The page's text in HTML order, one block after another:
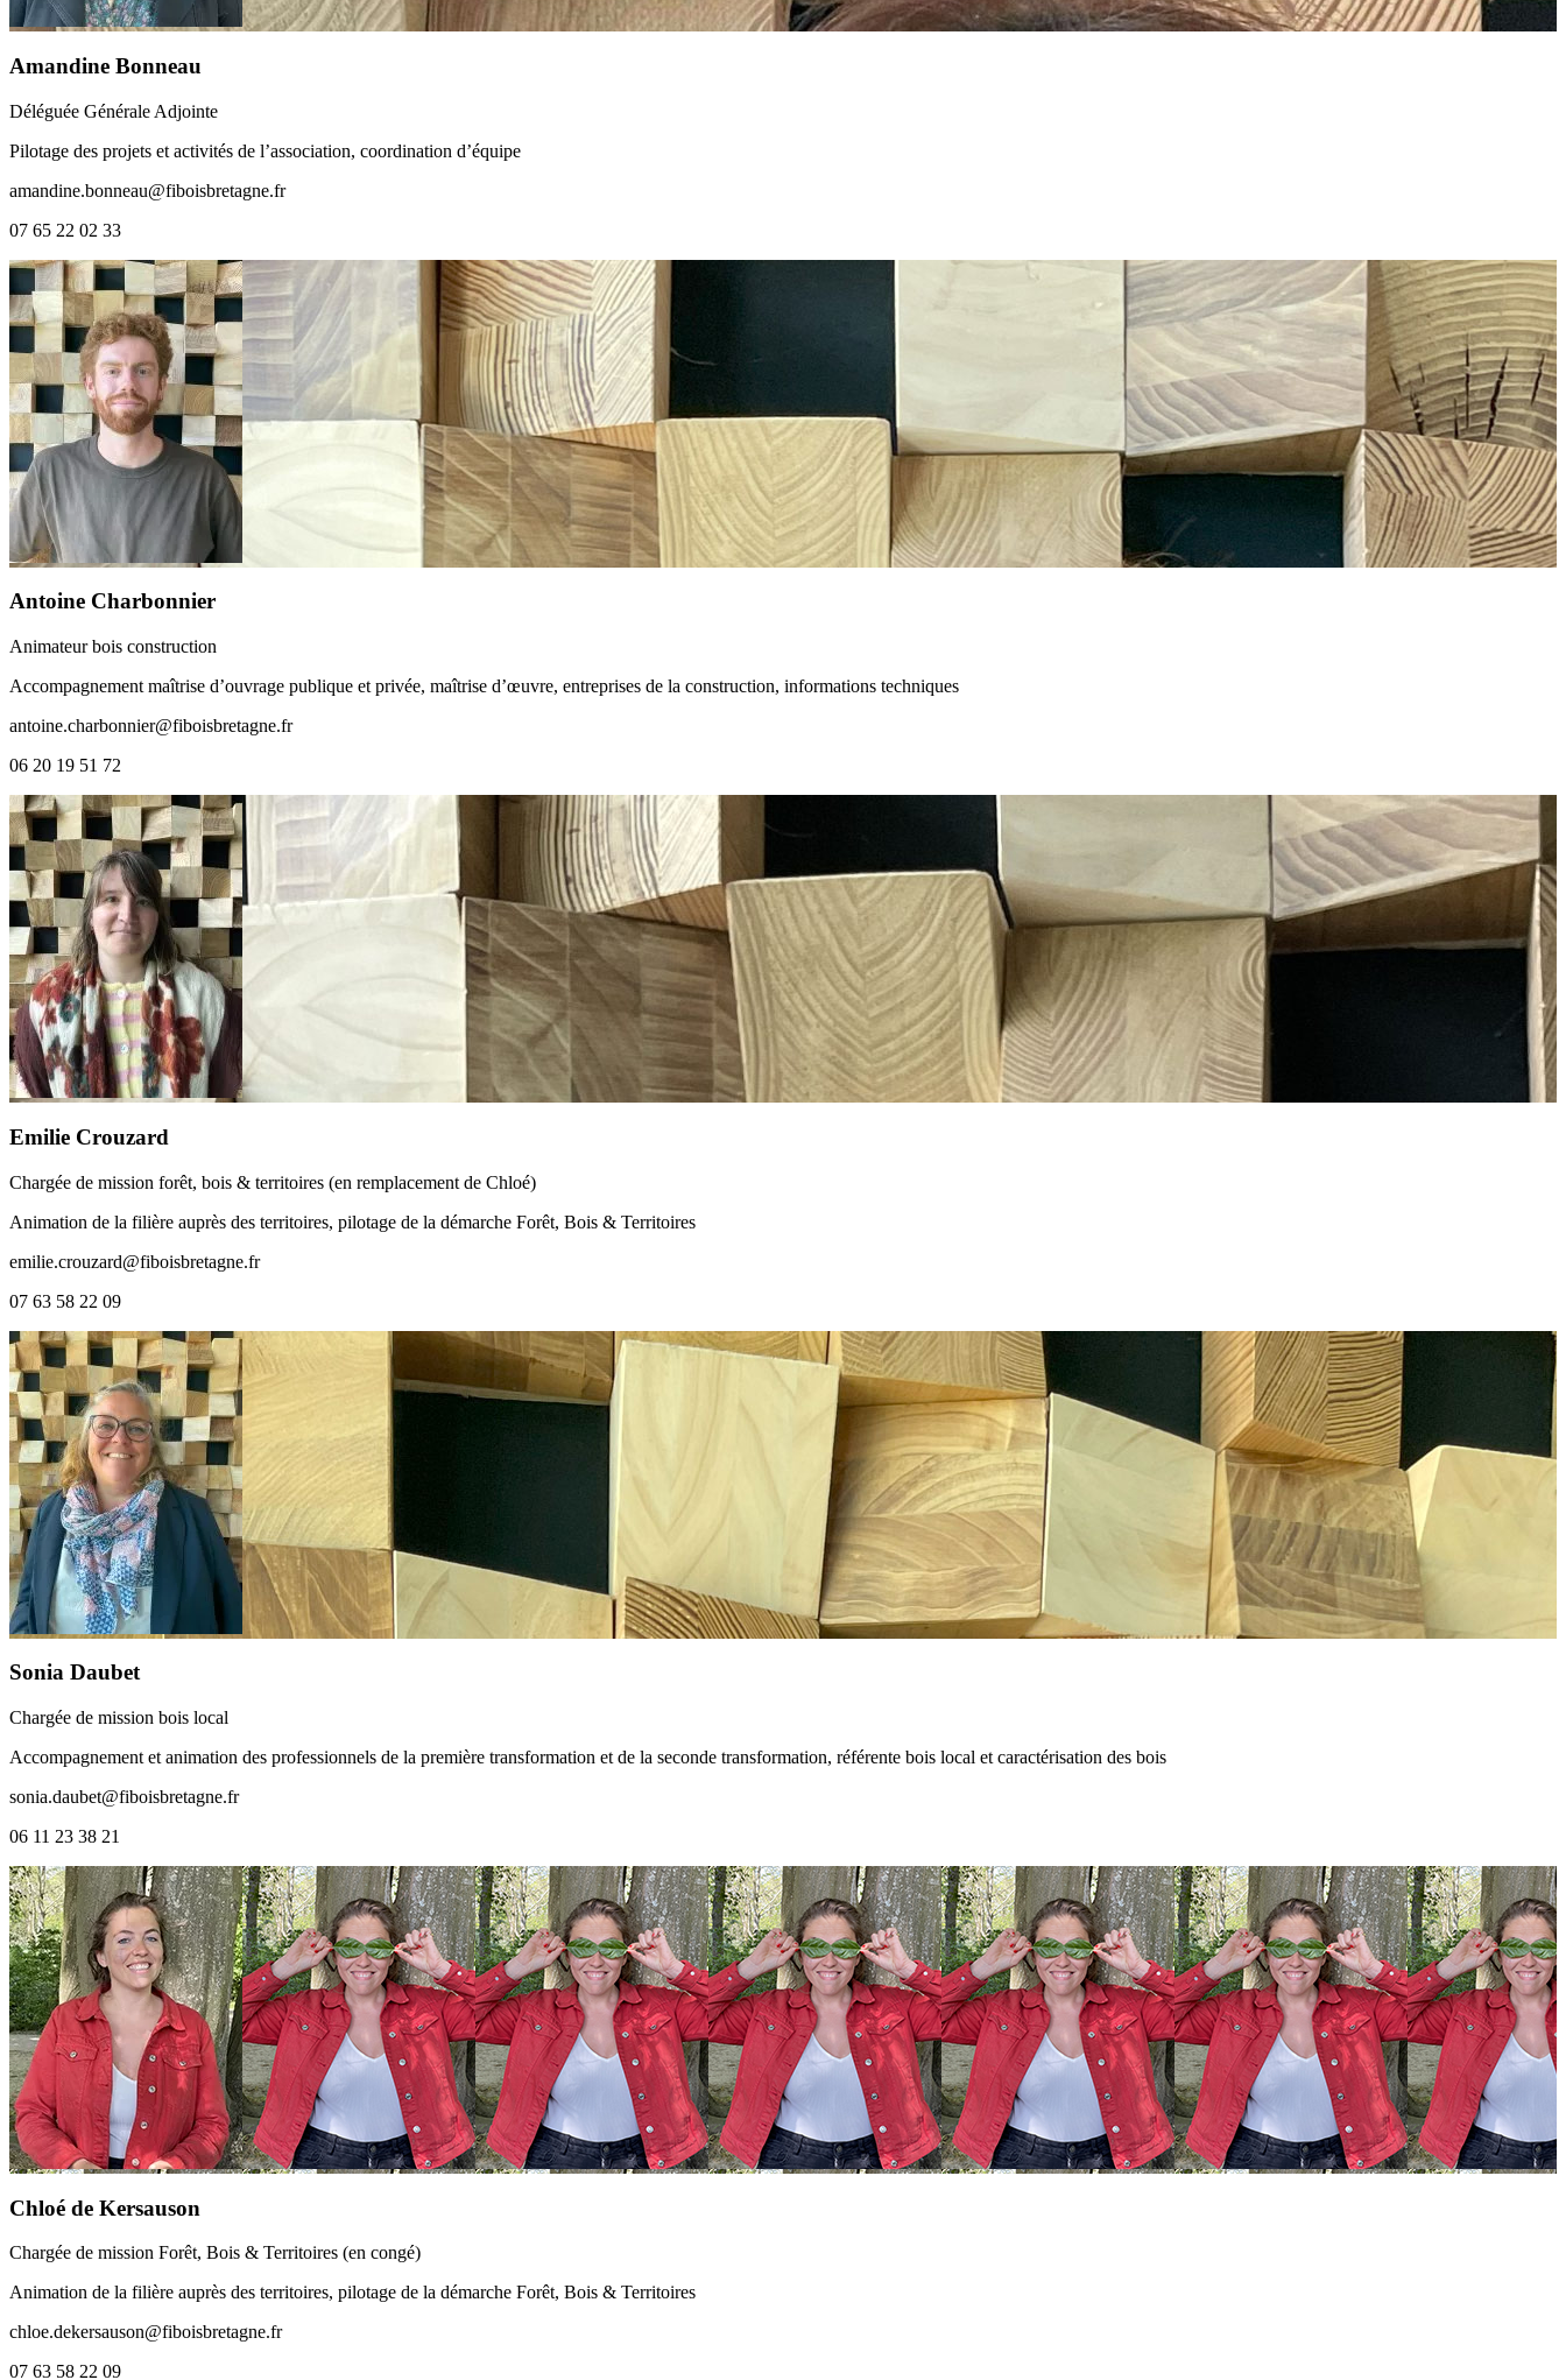
Amandine Bonneau
Déléguée Générale Adjointe
Pilotage des projets et activités de l’association, coordination d’équipe
amandine.bonneau@fiboisbretagne.fr
07 65 22 02 33
Antoine Charbonnier
Animateur bois construction
Accompagnement maîtrise d’ouvrage publique et privée, maîtrise d’œuvre, entreprises de la construction, informations techniques
antoine.charbonnier@fiboisbretagne.fr
06 20 19 51 72
Emilie Crouzard
Chargée de mission forêt, bois & territoires (en remplacement de Chloé)
Animation de la filière auprès des territoires, pilotage de la démarche Forêt, Bois & Territoires
emilie.crouzard@fiboisbretagne.fr
07 63 58 22 09
Sonia Daubet
Chargée de mission bois local
Accompagnement et animation des professionnels de la première transformation et de la seconde transformation, référente bois local et caractérisation des bois
sonia.daubet@fiboisbretagne.fr
06 11 23 38 21
Chloé de Kersauson
Chargée de mission Forêt, Bois & Territoires (en congé)
Animation de la filière auprès des territoires, pilotage de la démarche Forêt, Bois & Territoires
chloe.dekersauson@fiboisbretagne.fr
07 63 58 22 09